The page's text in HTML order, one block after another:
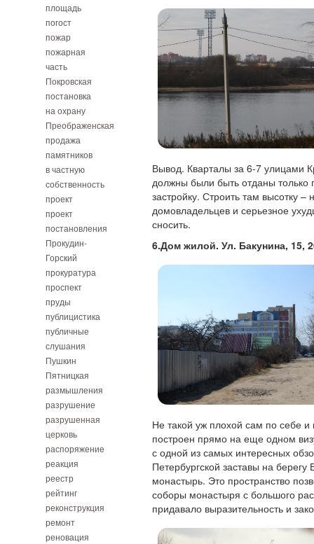
площадь
погост
пожар
пожарная
часть
Покровская
постановка
на охрану
Преображенская
продажа
памятников
в частную
собственность
проект
проект
постановления
Прокудин-
Горский
прокуратура
проспект
пруды
публицистика
публичные
слушания
Пушкин
Пятницкая
размышления
разрушение
разрушенная
церковь
распоряжение
реакция
реестр
рейтинг
реконструкция
ремонт
реновация
Вывод. Кварталы за 6-7 улицами
должны были быть отданы
застройку. Строить там высотку
домовладельцев и серьезное
сносить.
6.Дом жилой. Ул. Бакунина, 15,
Не такой уж плохой сам по себе
построен прямо на еще одном
с одной из самых интересных
Петербургской заставы на
монастырь. Это пространство
соборы монастыря с большого
придавало выразительность и